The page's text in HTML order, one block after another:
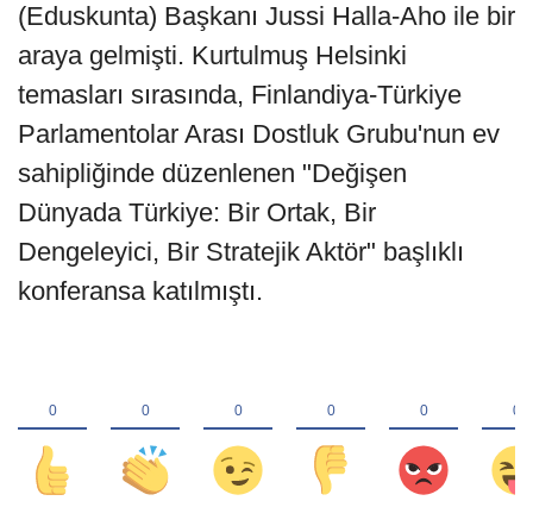
(Eduskunta) Başkanı Jussi Halla-Aho ile bir
araya gelmişti. Kurtulmuş Helsinki
temasları sırasında, Finlandiya-Türkiye
Parlamentolar Arası Dostluk Grubu'nun ev
sahipliğinde düzenlenen "Değişen
Dünyada Türkiye: Bir Ortak, Bir
Dengeleyici, Bir Stratejik Aktör" başlıklı
konferansa katılmıştı.